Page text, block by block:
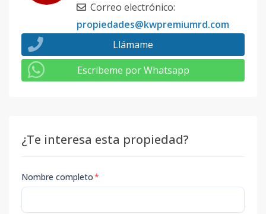
Correo electrónico:
propiedades@kwpremiumrd.com
Llámame
Escribeme por Whatsapp
¿Te interesa esta propiedad?
Nombre completo*